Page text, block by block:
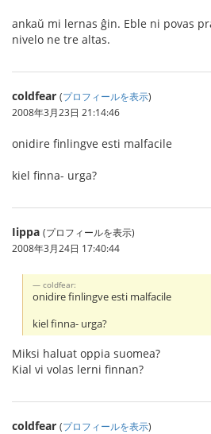
ankaŭ mi lernas ĝin. Eble ni povas
nivelo ne tre altas.
coldfear (プロフィールを表示)
2008年3月23日 21:14:46
onidire finlingve esti malfacile
kiel finna- urga?
Iippa (プロフィールを表示)
2008年3月24日 17:40:44
coldfear:
onidire finlingve esti malfacile
kiel finna- urga?
Miksi haluat oppia suomea?
Kial vi volas lerni finnan?
coldfear (プロフィールを表示)